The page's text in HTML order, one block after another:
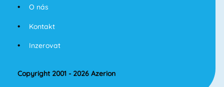
O nás
Kontakt
Inzerovat
Copyright 2001 - 2026 Azerion